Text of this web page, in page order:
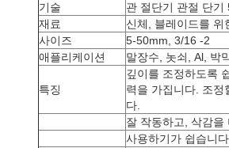
기술
관 절단기 관절 단기
재료
신체, 블레이드를 위
사이즈
5-50mm, 3/16 -2
애플리케이션
말장수, 놋쇠, Al, 박
특징
깊이를 조정하도록
력을 가집니다. 조정
다.
잘 작동하고, 삭감을
사용하기가 쉽습니